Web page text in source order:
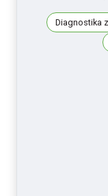
Diagnostika